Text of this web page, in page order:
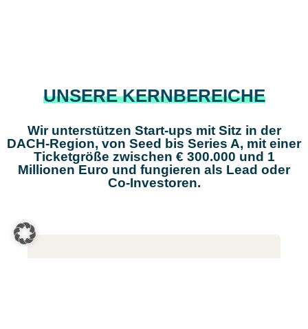
UNSERE KERNBEREICHE
Wir unterstützen Start-ups mit Sitz in der
DACH-Region, von Seed bis Series A, mit einer
Ticketgröße zwischen € 300.000 und 1
Millionen Euro und fungieren als Lead oder
Co-Investoren.